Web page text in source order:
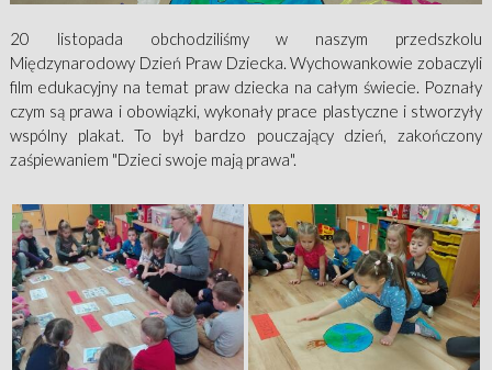
20 listopada obchodziliśmy w naszym przedszkolu
Międzynarodowy Dzień Praw Dziecka. Wychowankowie zobaczyli
film edukacyjny na temat praw dziecka na całym świecie. Poznały
czym są prawa i obowiązki, wykonały prace plastyczne i stworzyły
wspólny plakat. To był bardzo pouczający dzień, zakończony
zaśpiewaniem "Dzieci swoje mają prawa".